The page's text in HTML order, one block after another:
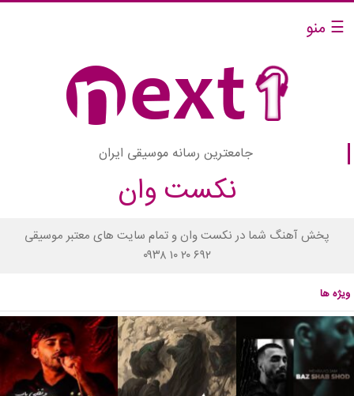
☰ منو
جامعترین رسانه موسیقی ایران
نکست وان
پخش آهنگ شما در نکست وان و تمام سایت های معتبر موسیقی
۰۹۳۸ ۱۰ ۲۰ ۶۹۲
ویژه ها